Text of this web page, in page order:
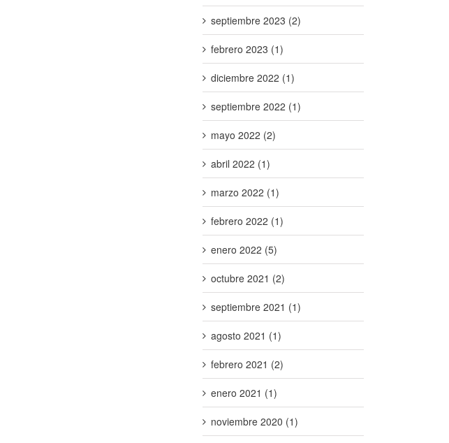
septiembre 2023 (2)
febrero 2023 (1)
diciembre 2022 (1)
septiembre 2022 (1)
mayo 2022 (2)
abril 2022 (1)
marzo 2022 (1)
febrero 2022 (1)
enero 2022 (5)
octubre 2021 (2)
septiembre 2021 (1)
agosto 2021 (1)
febrero 2021 (2)
enero 2021 (1)
noviembre 2020 (1)